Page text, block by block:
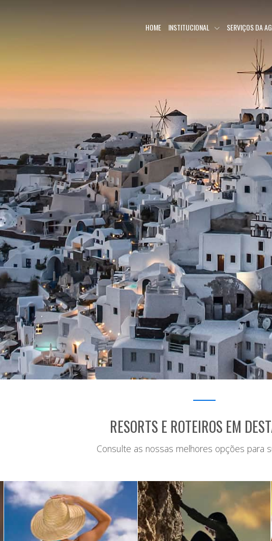
HOME INSTITUCIONAL SERVIÇOS DA
RESORTS E ROTEIROS EM
Consulte as nossas melhores opções para